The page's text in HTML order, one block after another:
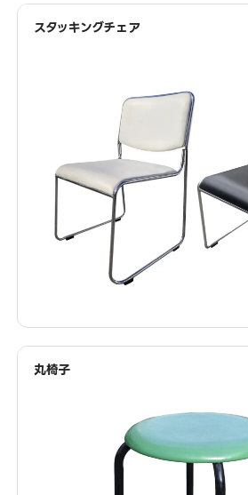
スタッキングチェア
丸椅子